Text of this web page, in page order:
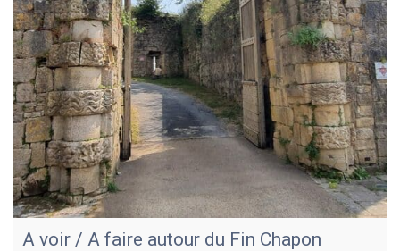
A voir / A faire autour du Fin Chapon